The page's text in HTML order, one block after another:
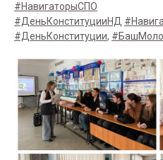
#НавигаторыСПО
#ДеньКонституцииНД
#ДеньКонституции,